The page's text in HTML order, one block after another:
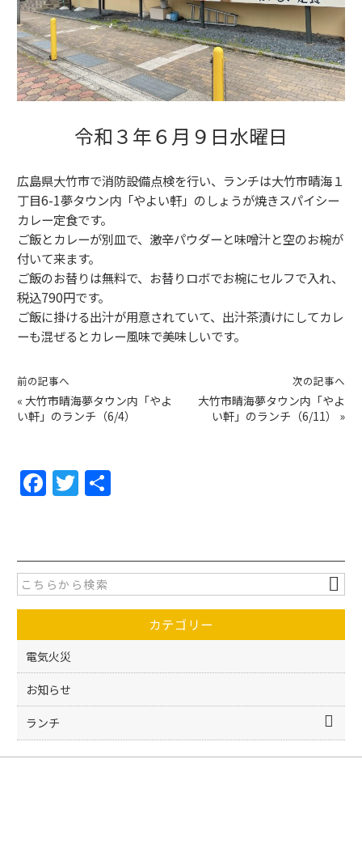
令和３年６月９日水曜日
広島県大竹市で消防設備点検を行い、ランチは大竹市晴海１
丁目6-1夢タウン内「やよい軒」のしょうが焼きスパイシー
カレー定食です。
ご飯とカレーが別皿で、激辛パウダーと味噌汁と空のお椀が
付いて来ます。
ご飯のお替りは無料で、お替りロボでお椀にセルフで入れ、
税込790円です。
ご飯に掛ける出汁が用意されていて、出汁茶漬けにしてカレ
ーも混ぜるとカレー風味で美味しいです。
前の記事へ
« 大竹市晴海夢タウン内「やよ
い軒」のランチ（6/4）
次の記事へ
大竹市晴海夢タウン内「やよ
い軒」のランチ（6/11）
»
F
a
e
b
o
o
k
T
w
er
カテゴリー
電気火災
お知らせ
ランチ